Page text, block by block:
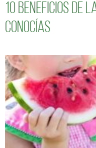
10 Beneficios de
conocías